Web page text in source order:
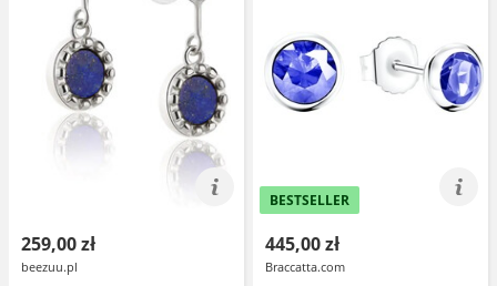
259,00 zł
beezuu.pl
BESTSELLER
445,00 zł
Braccatta.com